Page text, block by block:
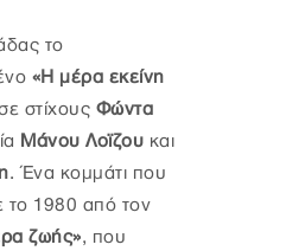
το
«Η μέρα εκείνη
στίχους Φώντα
Μάνου Λοϊζου και
. Ένα κομμάτι που
το 1980 από τον
ζωής», που